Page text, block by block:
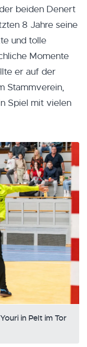
beiden Denert
8 Jahre seine
und tolle
Momente
er auf der
Stammverein,
Spiel mit vielen
in Pelt im Tor